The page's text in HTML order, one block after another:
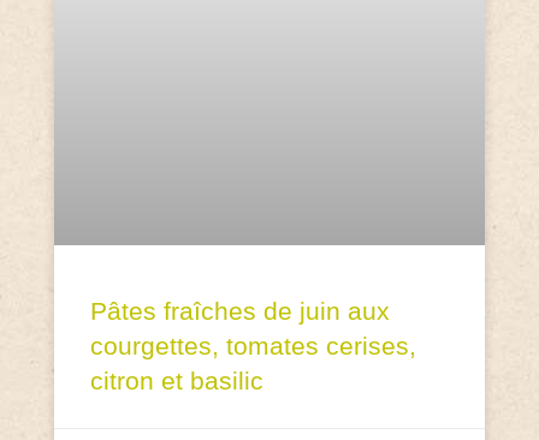
Pâtes fraîches de juin aux
courgettes, tomates cerises,
citron et basilic